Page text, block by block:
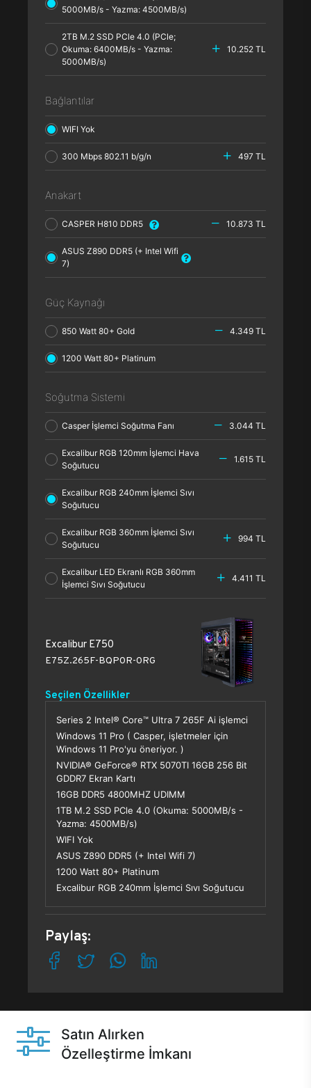
5000MB/s - Yazma: 4500MB/s)
2TB M.2 SSD PCle 4.0 (PCle;
Okuma: 6400MB/s - Yazma:
5000MB/s)
10.252 TL
Bağlantılar
WIFI Yok
300 Mbps 802.11 b/g/n 497 TL
Anakart
CASPER H810 DDR5 10.873 TL
ASUS Z890 DDR5 (+ Intel Wifi
7)
Güç Kaynağı
850 Watt 80+ Gold 4.349 TL
1200 Watt 80+ Platinum
Soğutma Sistemi
Casper İşlemci Soğutma Fanı 3.044 TL
Excalibur RGB 120mm İşlemci Hava
Soğutucu
1.615 TL
Excalibur RGB 240mm İşlemci Sıvı
Soğutucu
Excalibur RGB 360mm İşlemci Sıvı
Soğutucu
994 TL
Excalibur LED Ekranlı RGB 360mm
İşlemci Sıvı Soğutucu
4.411 TL
Excalibur E750
E75Z.265F-BQP0R-0RG
Seçilen Özellikler
Series 2 Intel® Core™ Ultra 7 265F Ai işlemci
Windows 11 Pro ( Casper, işletmeler için
Windows 11 Pro'yu öneriyor. )
NVIDIA® GeForce® RTX 5070TI 16GB 256 Bit
GDDR7 Ekran Kartı
16GB DDR5 4800MHZ UDIMM
1TB M.2 SSD PCle 4.0 (Okuma: 5000MB/s -
Yazma: 4500MB/s)
WIFI Yok
ASUS Z890 DDR5 (+ Intel Wifi 7)
1200 Watt 80+ Platinum
Excalibur RGB 240mm İşlemci Sıvı Soğutucu
Paylaş:
Satın Alırken
Özelleştirme İmkanı